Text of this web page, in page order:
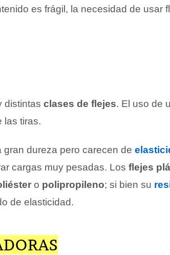
es frágil, la necesidad de usar
distintas clases de flejes. El uso de
las tiras.
gran dureza pero carecen de
cargas muy pesadas. Los flejes
o polipropileno; si bien su
de elasticidad.